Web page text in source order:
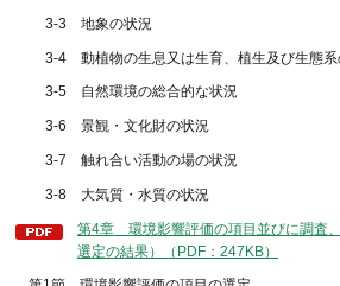
3-3 地象の状況
3-4 動植物の生息又は生育、植生及び生態系
3-5 自然環境の総合的な状況
3-6 景観・文化財の状況
3-7 触れ合い活動の場の状況
3-8 大気質・水質の状況
第4章 環境影響評価の項目並びに調査
選定の結果）（PDF：247KB）